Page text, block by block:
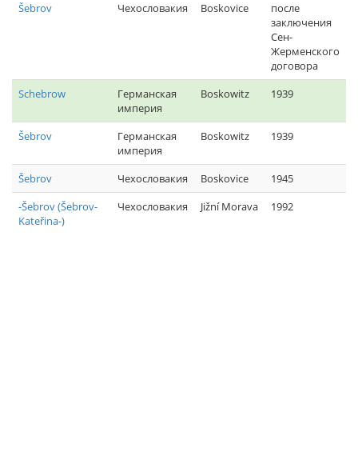
Šebrov
Чехословакия Boskovice
после
заключения
Сен-
Жерменского
договора
Schebrow
Германская
империя
Boskowitz 1939
Šebrov
Германская
империя
Boskowitz 1939
Šebrov Чехословакия Boskovice
1945
-Šebrov (Šebrov-
Kateřina-)
Чехословакия Jižní Morava 1992